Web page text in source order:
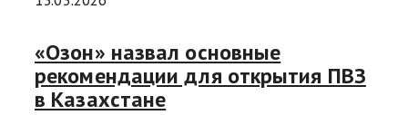
«Озон» назвал основные
рекомендации для открытия ПВЗ
в Казахстане